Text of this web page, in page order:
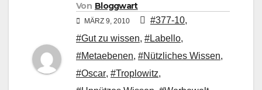
Von Bloggwart
MÄRZ 9, 2010 #377-10,
#Gut zu wissen, #Labello,
#Metaebenen, #Nützliches Wissen,
#Oscar, #Troplowitz,